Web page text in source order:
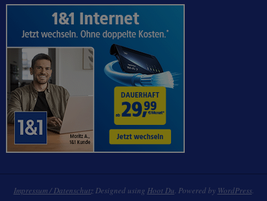
Impressum / DatenschutzDesigned using Hoot Du. Powered by WordPress.